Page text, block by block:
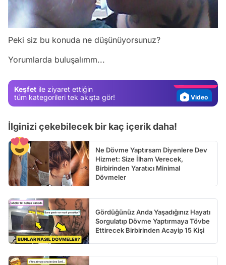
Peki siz bu konuda ne düşünüyorsunuz?
Yorumlarda buluşalımm...
Keşfet ile ziyaret ettiğin
tüm kategorileri tek akışta gör!
Video
Video
İlginizi çekebilecek bir kaç içerik daha!
Ne Dövme Yaptırsam Diyenlere Dev
Hizmet: Size İlham Verecek,
Birbirinden Yaratıcı Minimal
Dövmeler
Gördüğünüz Anda Yaşadığınız Hayatı
Sorgulatıp Dövme Yaptırmaya Tövbe
Ettirecek Birbirinden Acayip 15 Kişi